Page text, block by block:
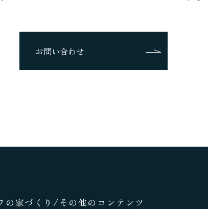
モデルハウス
会社情報
お問い合わせ
の家づくり/ その他のコンテンツ